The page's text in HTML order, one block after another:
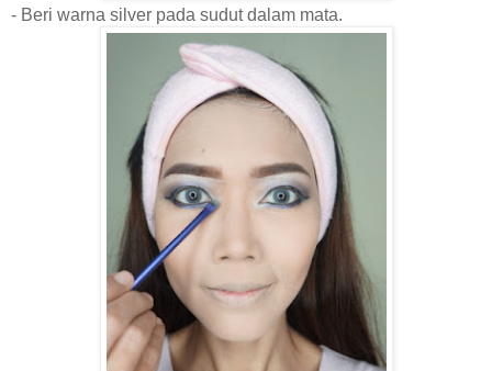
- Beri warna silver pada sudut da lam mata.